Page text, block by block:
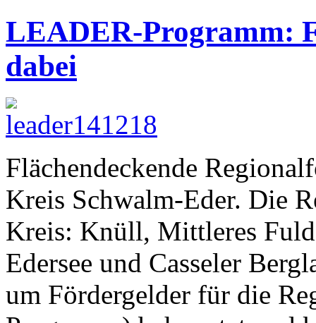
LEADER-Programm:
dabei
Flächendeckende
Kreis Schwalm-Eder. Die
Kreis: Knüll, Mittleres
Edersee und Casseler
um Fördergelder für die